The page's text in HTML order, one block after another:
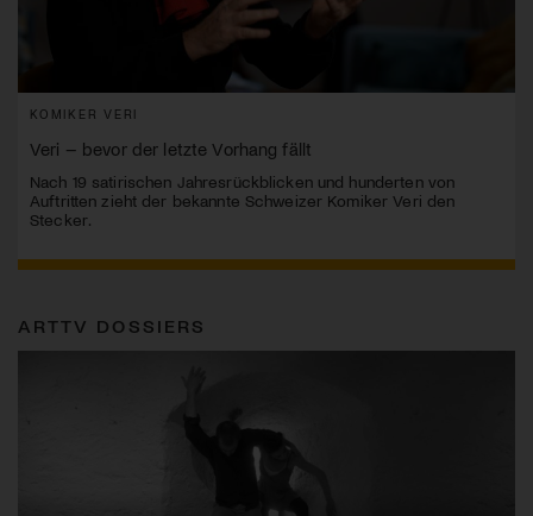
KOMIKER VERI
Veri – bevor der letzte Vorhang fällt
Nach 19 satirischen Jahresrückblicken und hunderten von
Auftritten zieht der bekannte Schweizer Komiker Veri den
Stecker.
ARTTV DOSSIERS